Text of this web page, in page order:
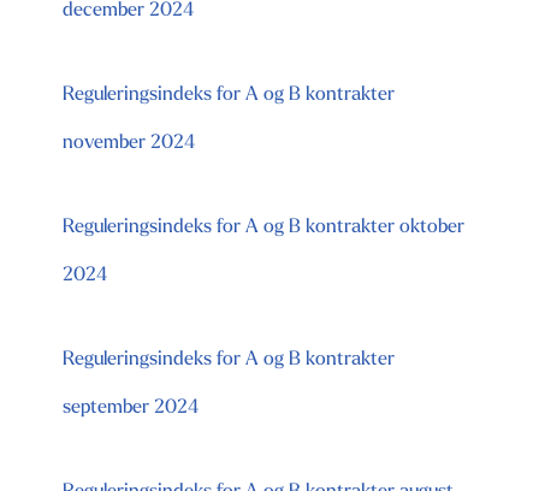
december 2024
Reguleringsindeks for A og B kontrakter
november 2024
Reguleringsindeks for A og B kontrakter oktober
2024
Reguleringsindeks for A og B kontrakter
september 2024